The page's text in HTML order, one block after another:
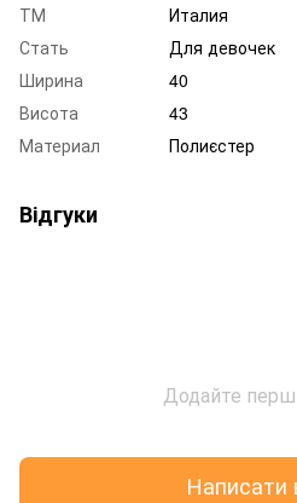
ТМ
Италия
Стать
Для девочек
Ширина
40
Висота
43
Материал
Полиєстер
Відгуки
Додайте
Написати